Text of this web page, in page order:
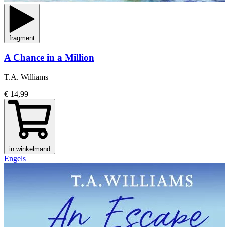
fragment
A Chance in a Million
T.A. Williams
€ 14,99
in winkelmand
Engels